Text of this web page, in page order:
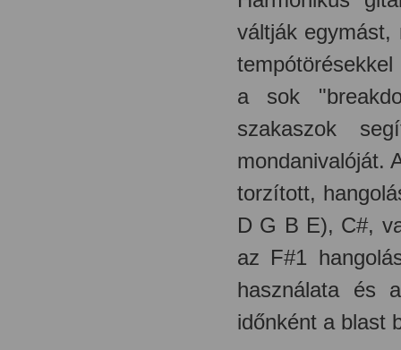
váltják egymást,
a sok
szakaszok
mondanivalóját.
torzított,
D G B E), C#,
az F#1
használata és
időnként a blast